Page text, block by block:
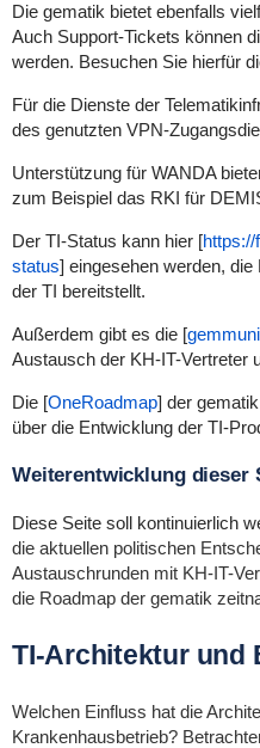
Die gematik bietet ebenfalls
Auch Support-Tickets können
werden. Besuchen Sie hierfür
Für die Dienste der
des genutzten VPN-
Unterstützung für WANDA
zum Beispiel das RKI für
Der TI-Status kann hier [https://
status] eingesehen werden,
der TI bereitstellt.
Außerdem gibt es die [
Austausch der KH-IT-Vertreter
Die [OneRoadmap] der
über die Entwicklung der TI-
Weiterentwicklung dieser
Diese Seite soll kontinuierlich
die aktuellen politischen
Austauschrunden mit KH-IT-
die Roadmap der gematik
TI-Architektur und
Welchen Einfluss hat die
Krankenhausbetrieb?